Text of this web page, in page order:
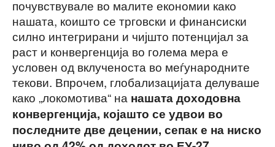
почувствувале во малите економии како
нашата, коишто се трговски и финансиски
силно интегрирани и чијшто потенцијал за
раст и конвергенција во голема мера е
условен од вклученоста во меѓународните
текови. Впрочем, глобализацијата делуваше
како „локомотива“ на нашата доходовна
конвергенција, којашто се удвои во
последните две децении, сепаке на ниско